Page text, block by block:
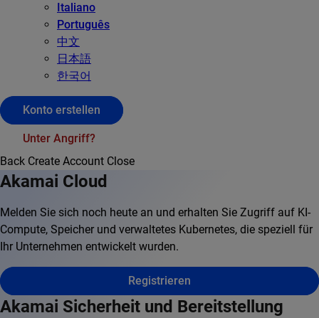
Italiano
Português
中文
日本語
한국어
Konto erstellen
Unter Angriff?
Back Create Account Close
Akamai Cloud
Melden Sie sich noch heute an und erhalten Sie Zugriff auf KI-
Compute, Speicher und verwaltetes Kubernetes, die speziell für
Ihr Unternehmen entwickelt wurden.
Registrieren
Akamai Sicherheit und Bereitstellung